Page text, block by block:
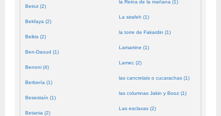
Beirut (2)
Bekfaya (2)
Belkis (2)
Ben-Daoud (1)
Benoni (4)
Berbería (1)
Besestaín (1)
Betania (2)
la Reina de la mañana (1)
La sirafeh (1)
la torre de Fakardin (1)
Lamartine (1)
Lamec (2)
las cancrelats o cucarachas (1)
las columnas Jakin y Booz (1)
Las esclavas (2)